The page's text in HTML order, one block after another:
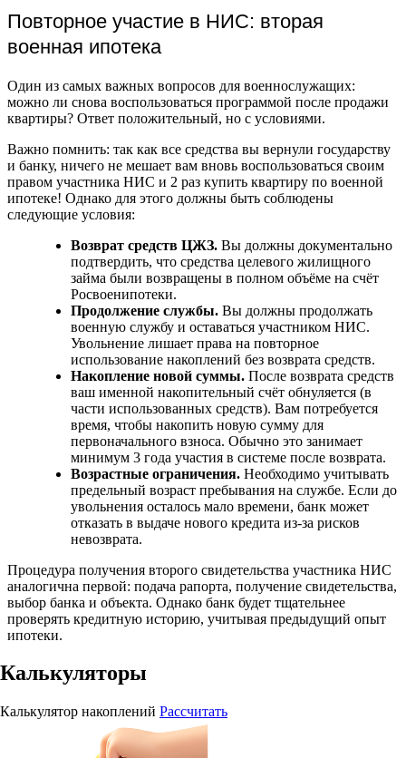
Повторное участие в НИС: вторая
военная ипотека
Один из самых важных вопросов для военнослужащих:
можно ли снова воспользоваться программой после продажи
квартиры? Ответ положительный, но с условиями.
Важно помнить: так как все средства вы вернули государству
и банку, ничего не мешает вам вновь воспользоваться своим
правом участника НИС и 2 раз купить квартиру по военной
ипотеке! Однако для этого должны быть соблюдены
следующие условия:
Возврат средств ЦЖЗ. Вы должны документально
подтвердить, что средства целевого жилищного
займа были возвращены в полном объёме на счёт
Росвоенипотеки.
Продолжение службы. Вы должны продолжать
военную службу и оставаться участником НИС.
Увольнение лишает права на повторное
использование накоплений без возврата средств.
Накопление новой суммы. После возврата средств
ваш именной накопительный счёт обнуляется (в
части использованных средств). Вам потребуется
время, чтобы накопить новую сумму для
первоначального взноса. Обычно это занимает
минимум 3 года участия в системе после возврата.
Возрастные ограничения. Необходимо учитывать
предельный возраст пребывания на службе. Если до
увольнения осталось мало времени, банк может
отказать в выдаче нового кредита из-за рисков
невозврата.
Процедура получения второго свидетельства участника НИС
аналогична первой: подача рапорта, получение свидетельства,
выбор банка и объекта. Однако банк будет тщательнее
проверять кредитную историю, учитывая предыдущий опыт
ипотеки.
Калькуляторы
Калькулятор накоплений Рассчитать